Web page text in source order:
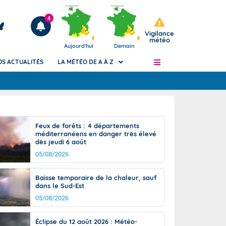
Articles
4
Aujourd'hui Demain
Vigilance
météo
de
Phénomènes dangereux de J+2 à J+7
Avertissement pluies intenses à l'échelle
des communes (Apic)
Bulletins Marine
Bulletins d'estimation du risque
d'avalanche
Météo des forêts
Vigicrues
ACTUALITÉS LA MÉTÉO DE A À Z
Feux de forêts : 4 départements
méditerranéens en danger très élevé
dès jeudi 6 août
05/08/2026
Baisse temporaire de la chaleur, sauf
dans le Sud-Est
05/08/2026
Éclipse du 12 août 2026 : Météo-